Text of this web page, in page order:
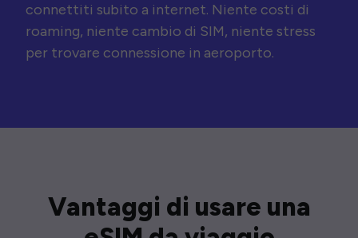
connettiti subito a internet. Niente costi di
roaming, niente cambio di SIM, niente stress
per trovare connessione in aeroporto.
Vantaggi di usare una